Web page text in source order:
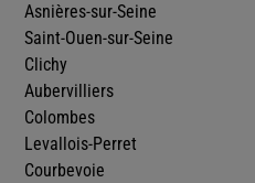
Asnières-sur-Seine
Saint-Ouen-sur-Seine
Clichy
Aubervilliers
Colombes
Levallois-Perret
Courbevoie